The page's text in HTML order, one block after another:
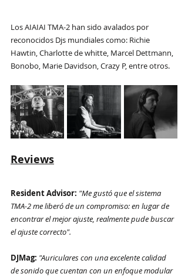
Los AIAIAI TMA-2 han sido avalados por
reconocidos Djs mundiales como: Richie
Hawtin, Charlotte de whitte, Marcel Dettmann,
Bonobo, Marie Davidson, Crazy P, entre otros.
Reviews
Resident Advisor: "Me gustó que el sistema
TMA-2 me liberó de un compromiso: en lugar de
encontrar el mejor ajuste, realmente pude buscar
el ajuste correcto".
DJMag: "Auriculares con una excelente calidad
de sonido que cuentan con un enfoque modular